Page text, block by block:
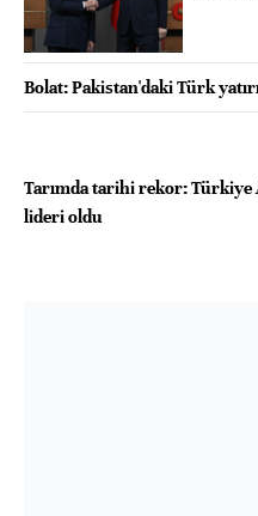
Bolat: Pakistan'daki Türk
Tarımda tarihi rekor: Türkiye
lideri oldu